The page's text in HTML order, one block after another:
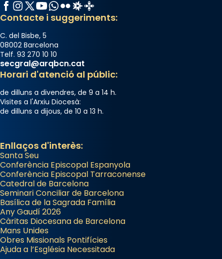
Facebook
Instagram
X / Twitter
YouTube
WhatsApp
FlickrRadio Estel
Catalunya Cristiana
Contacte i suggeriments:
C. del Bisbe, 5
08002 Barcelona
Telf. 93 270 10 10
secgral@arqbcn.cat
Horari d'atenció al públic:
de dilluns a divendres, de 9 a 14 h.
Visites a l'Arxiu Diocesà:
de dilluns a dijous, de 10 a 13 h.
Enllaços d'interès:
Santa Seu
Conferència Episcopal Espanyola
Conferència Episcopal Tarraconense
Catedral de Barcelona
Seminari Conciliar de Barcelona
Basílica de la Sagrada Família
Any Gaudí 2026
Càritas Diocesana de Barcelona
Mans Unides
Obres Missionals Pontifícies
Ajuda a l’Església Necessitada